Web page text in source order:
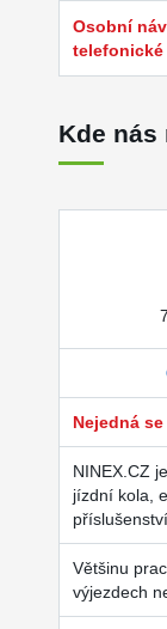
Osobní
telefonické
Kde nás
Nejedná
NINEX.CZ
jízdní kola,
příslušenství.
Většinu
výjezdech